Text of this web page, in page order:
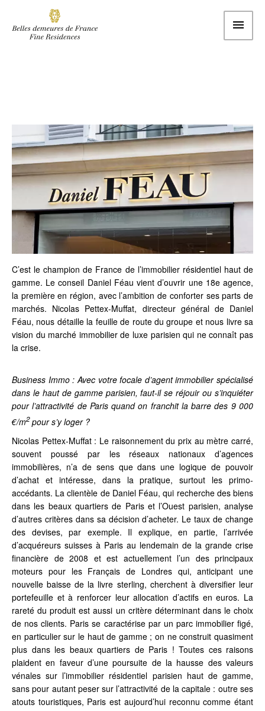
C’est le champion de France de l’immobilier résidentiel haut de
gamme. Le conseil Daniel Féau vient d’ouvrir une 18e agence,
la première en région, avec l’ambition de conforter ses parts de
marchés. Nicolas Pettex-Muffat, directeur général de Daniel
Féau, nous détaille la feuille de route du groupe et nous livre sa
vision du marché immobilier de luxe parisien qui ne connaît pas
la crise.
Business Immo : Avec votre focale d’agent immobilier spécialisé
dans le haut de gamme parisien, faut-il se réjouir ou s’inquiéter
pour l’attractivité de Paris quand on franchit la barre des 9 000
€/m2pour s’y loger ?
Nicolas Pettex-Muffat : Le raisonnement du prix au mètre carré,
souvent poussé par les réseaux nationaux d’agences
immobilières, n’a de sens que dans une logique de pouvoir
d’achat et intéresse, dans la pratique, surtout les primo-
accédants. La clientèle de Daniel Féau, qui recherche des biens
dans les beaux quartiers de Paris et l’Ouest parisien, analyse
d’autres critères dans sa décision d’acheter. Le taux de change
des devises, par exemple. Il explique, en partie, l’arrivée
d’acquéreurs suisses à Paris au lendemain de la grande crise
financière de 2008 et est actuellement l’un des principaux
moteurs pour les Français de Londres qui, anticipant une
nouvelle baisse de la livre sterling, cherchent à diversifier leur
portefeuille et à renforcer leur allocation d’actifs en euros. La
rareté du produit est aussi un critère déterminant dans le choix
de nos clients. Paris se caractérise par un parc immobilier figé,
en particulier sur le haut de gamme ; on ne construit quasiment
plus dans les beaux quartiers de Paris ! Toutes ces raisons
plaident en faveur d’une poursuite de la hausse des valeurs
vénales sur l’immobilier résidentiel parisien haut de gamme,
sans pour autant peser sur l’attractivité de la capitale : outre ses
atouts touristiques, Paris est aujourd’hui reconnu comme étant